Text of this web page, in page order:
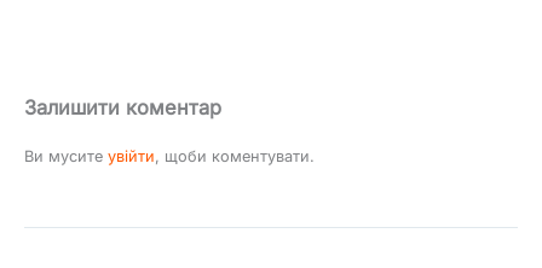
Залишити коментар
Ви мусите увійти, щоби коментувати.